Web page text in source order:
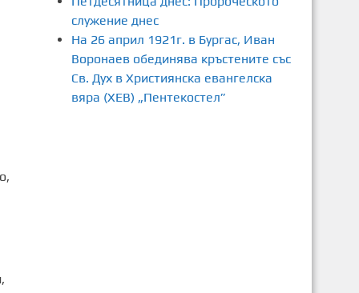
служение днес
На 26 април 1921г. в Бургас, Иван
Воронаев обединява кръстените със
Св. Дух в Християнска евангелска
вяра (ХЕВ) „Пентекостел”